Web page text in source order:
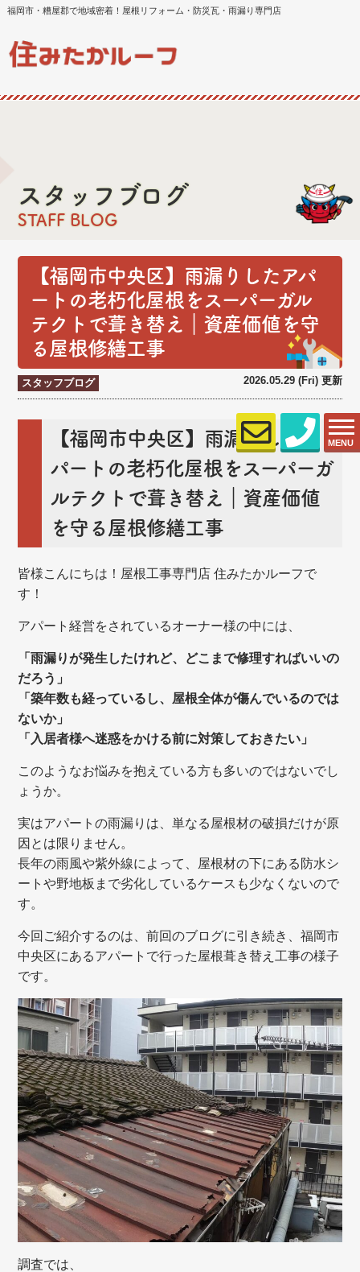
福岡市・糟屋郡で地域密着！屋根リフォーム・防災瓦・雨漏り専門店
MENU
スタッフブログ
STAFF BLOG
【福岡市中央区】雨漏りしたアパ
ートの老朽化屋根をスーパーガル
テクトで葺き替え｜資産価値を守
る屋根修繕工事
スタッフブログ 2026.05.29 (Fri) 更新
【福岡市中央区】雨漏りしたア
パートの老朽化屋根をスーパーガ
ルテクトで葺き替え｜資産価値
を守る屋根修繕工事
皆様こんにちは！ 屋根工事専門店 住みたかルーフで
す！
アパート経営をされているオーナー様の中には、
「雨漏りが発生したけれど、どこまで修理すればいいの
だろう」
「築年数も経っているし、屋根全体が傷んでいるのでは
ないか」
「入居者様へ迷惑をかける前に対策しておきたい」
このようなお悩みを抱えている方も多いのではないでし
ょうか。
実はアパートの雨漏りは、単なる屋根材の破損だけが原
因とは限りません。
長年の雨風や紫外線によって、屋根材の下にある防水シ
ートや野地板まで劣化しているケースも少なくないので
す。
今回ご紹介するのは、前回のブログに引き続き、福岡市
中央区にあるアパートで行った屋根葺き替え工事の様子
です。
調査では、